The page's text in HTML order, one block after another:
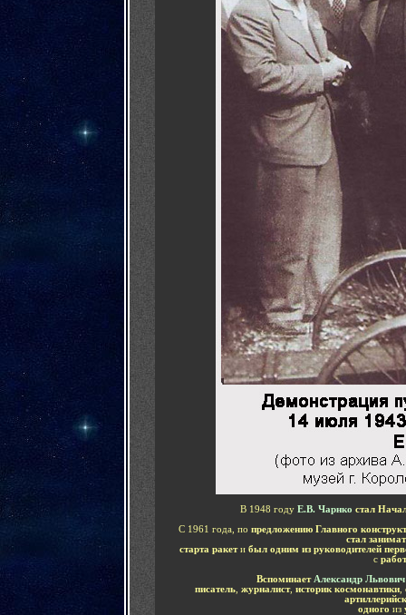
В 1948 году Е.В. Чарнко стал
С 1961 года, по предложению Главного
стал
старта ракети был одним из руководителей
с
Вспоминает Александр
писатель, журналист, историк космонавтики,
одного из